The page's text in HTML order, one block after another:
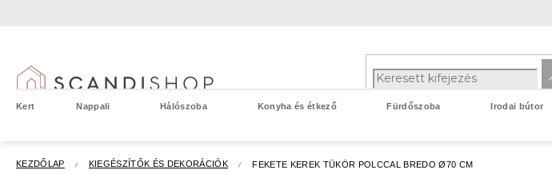
Kert Nappali Hálószoba Konyha és étkező Fürdőszoba Irodai bútor
KEZDŐLAP KIEGÉSZÍTŐK ÉS DEKORÁCIÓK FEKETE KEREK TÜKÖR POLCCAL BREDO Ø70 CM